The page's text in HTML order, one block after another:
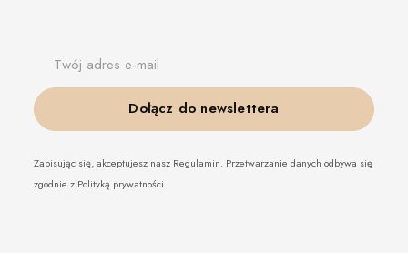
Twój adres e-mail
Dołącz do newslettera
Zapisując się, akceptujesz nasz Regulamin. Przetwarzanie danych odbywa się
zgodnie z Polityką prywatności.